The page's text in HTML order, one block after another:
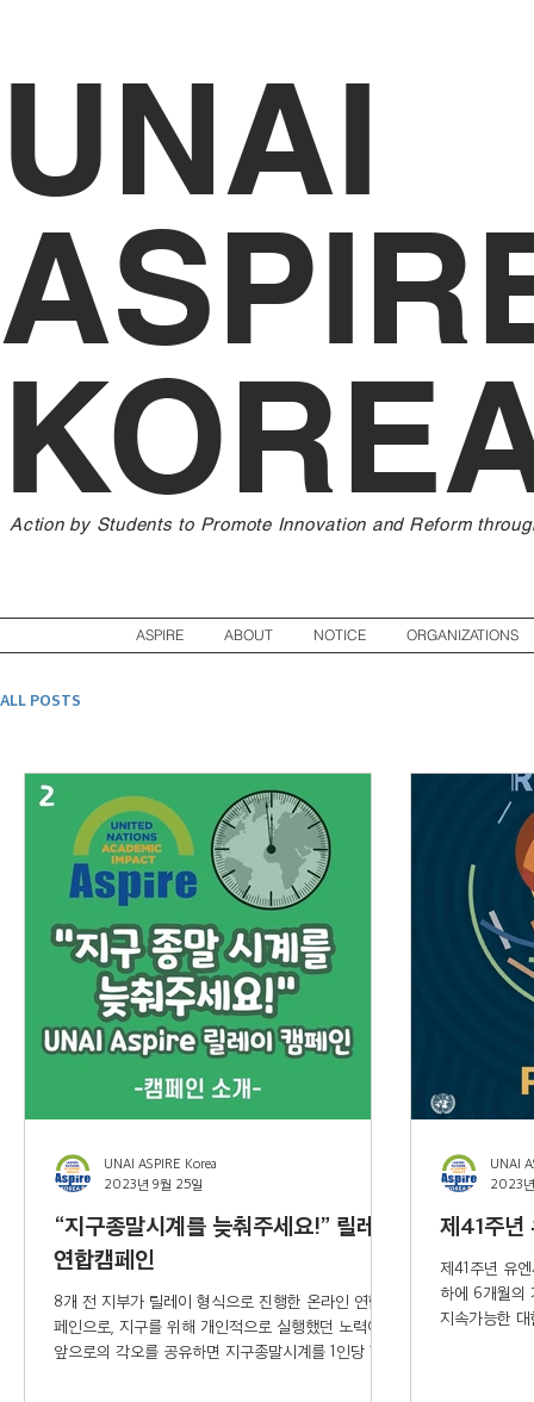
UNAI
Action by Students to Promote Innovation and Reform
ASPIRE ABOUT NOTICE ORGANIZATIONS
ALL POSTS
“지구종말시계를 늦춰주세요!” 릴레이
연합캠페인
8개 전 지부가 릴레이 형식으로 진행한 온라인 연합캠
페인으로, 지구를 위해 개인적으로 실행했던 노력이나
앞으로의 각오를 공유하면 지구종말시계를 1인당 1초
UNAI ASPIRE Korea
2023년 9월 25일
제41주년
제41주년 유
하에 6개월의
지속가능한
UNAI
2023